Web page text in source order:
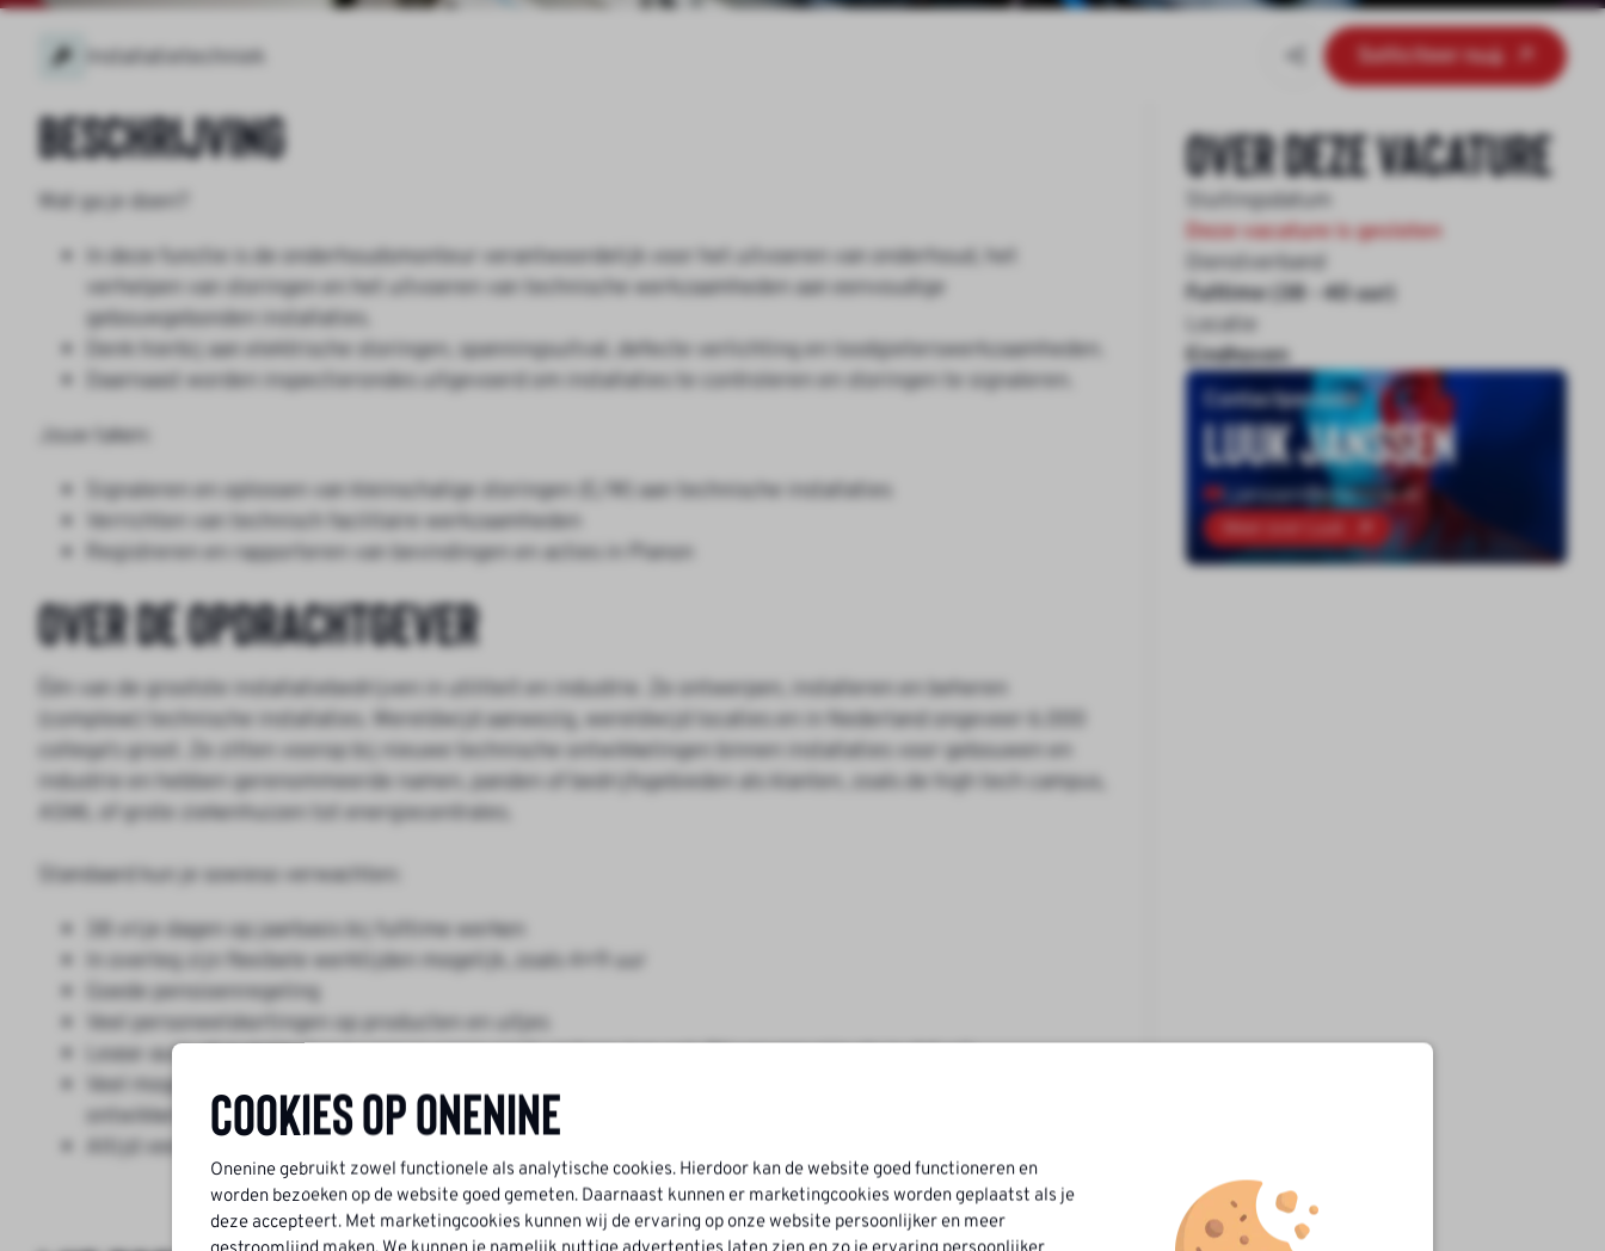
Installatietechniek Solliciteer nu
Beschrijving
Wat ga je doen?
In deze functie is de onderhoudsmonteur verantwoordelijk voor het uitvoeren van onderhoud, het
verhelpen van storingen en het uitvoeren van technische werkzaamheden aan eenvoudige
gebouwgebonden installaties.
Denk hierbij aan elektrische storingen, spanningsuitval, defecte verlichting en loodgieterswerkzaamheden.
Daarnaast worden inspectierondes uitgevoerd om installaties te controleren en storingen te signaleren.
Jouw taken:
Signaleren en oplossen van kleinschalige storingen (E/W) aan technische installaties
Verrichten van technisch facilitaire werkzaamheden
Registreren en rapporteren van bevindingen en acties in Planon
Over de opdrachtgever
Één van de grootste installatiebedrijven in utiliteit en industrie. Ze ontwerpen, installeren en beheren
(complexe) technische installaties. Wereldwijd aanwezig, wereldwijd locaties en in Nederland ongeveer 6.000
collega's groot. Ze zitten voorop bij nieuwe technische ontwikkelingen binnen installaties voor gebouwen en
industrie en hebben gerenommeerde namen, panden of bedrijfsgebieden als klanten, zoals de high tech campus,
ASML of grote ziekenhuizen tot energiecentrales.
Standaard kun je sowieso verwachten:
38 vrije dagen op jaarbasis bij fulltime werken
In overleg zijn flexibele werktijden mogelijk, zoals 4×9 uur
Goede pensioenregeling
Veel personeelskortingen op producten en uitjes
Lease-auto of mobiliteitspas voor je woon-werk verkeer, kan ook OV vervoer zijn als je dat wil
Veel mogelijkheden voor trainingen en opleidingen in je eigen vakgebied en/of gericht op je persoonlijke
ontwikkeling
Altijd veel doorgroeimogelijkheden binnen de organisatie
Over deze vacature
Sluitingsdatum
Deze vacature is gesloten
Dienstverband
Fulltime (38 - 40 uur)
Locatie
Eindhoven
Contactpersoon
Luuk Janssen
l.janssen@onenine.nl
Meer over Luuk
Cookies op Onenine
Onenine gebruikt zowel functionele als analytische cookies. Hierdoor kan de website goed functioneren en
worden bezoeken op de website goed gemeten. Daarnaast kunnen er marketingcookies worden geplaatst als je
deze accepteert. Met marketingcookies kunnen wij de ervaring op onze website persoonlijker en meer